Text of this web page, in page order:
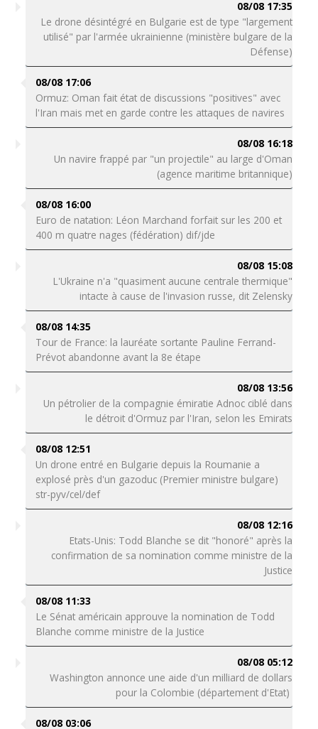
08/08 17:35
Le drone désintégré en Bulgarie est de type "largement
utilisé" par l'armée ukrainienne (ministère bulgare de la
Défense)
08/08 17:06
Ormuz: Oman fait état de discussions "positives" avec
l'Iran mais met en garde contre les attaques de navires
08/08 16:18
Un navire frappé par "un projectile" au large d'Oman
(agence maritime britannique)
08/08 16:00
Euro de natation: Léon Marchand forfait sur les 200 et
400 m quatre nages (fédération) dif/jde
08/08 15:08
L'Ukraine n'a "quasiment aucune centrale thermique"
intacte à cause de l'invasion russe, dit Zelensky
08/08 14:35
Tour de France: la lauréate sortante Pauline Ferrand-
Prévot abandonne avant la 8e étape
08/08 13:56
Un pétrolier de la compagnie émiratie Adnoc ciblé dans
le détroit d'Ormuz par l'Iran, selon les Emirats
08/08 12:51
Un drone entré en Bulgarie depuis la Roumanie a
explosé près d'un gazoduc (Premier ministre bulgare)
str-pyv/cel/def
08/08 12:16
Etats-Unis: Todd Blanche se dit "honoré" après la
confirmation de sa nomination comme ministre de la
Justice
08/08 11:33
Le Sénat américain approuve la nomination de Todd
Blanche comme ministre de la Justice
08/08 05:12
Washington annonce une aide d'un milliard de dollars
pour la Colombie (département d'Etat)
08/08 03:06